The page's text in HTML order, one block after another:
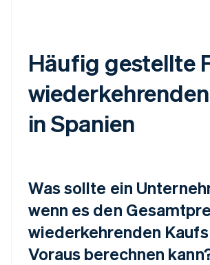
Häufig gestellte
in Spanien
Was sollte ein
wenn es den
wiederkehrenden
Voraus berechnen